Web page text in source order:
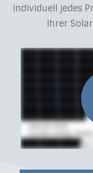
individuell jedes
Ihrer